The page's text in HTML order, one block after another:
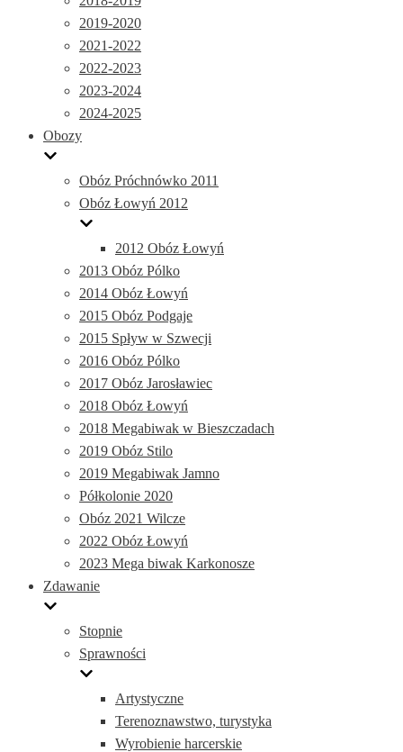
2019-2020
2021-2022
2022-2023
2023-2024
2024-2025
Obozy
Obóz Próchnówko 2011
Obóz Łowyń 2012
2012 Obóz Łowyń
2013 Obóz Pólko
2014 Obóz Łowyń
2015 Obóz Podgaje
2015 Spływ w Szwecji
2016 Obóz Pólko
2017 Obóz Jarosławiec
2018 Obóz Łowyń
2018 Megabiwak w Bieszczadach
2019 Obóz Stilo
2019 Megabiwak Jamno
Półkolonie 2020
Obóz 2021 Wilcze
2022 Obóz Łowyń
2023 Mega biwak Karkonosze
Zdawanie
Stopnie
Sprawności
Artystyczne
Terenoznawstwo, turystyka
Wyrobienie harcerskie